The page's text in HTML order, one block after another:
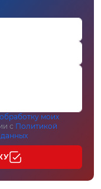
моих
с Политикой